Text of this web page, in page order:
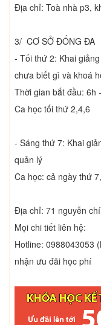
Địa chỉ: Toà nhà p3,
3/ CƠ SỞ ĐỐNG ĐA
- Tối thứ 2: Khai
chưa biết gì và khoá
Thời gian bắt đầu: 6h
Ca học tối thứ 2,4,6
- Sáng thứ 7: Khai
quản lý
Ca học: cả ngày thứ
Địa chỉ: 71 nguyễn
Mọi chi tiết liên hệ:
Hotline: 0988043053
nhận ưu đãi học phí